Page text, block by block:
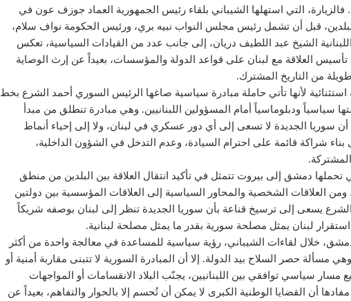
فالزيارة، التي استهلها الشيباني بلقاء رئيس الجمهورية العماد جوزف عون في
قبل أن تشمل رئيس مجلس النواب نبيه بري، ورئيس الحكومة نواف سلام،
الشيخ عبد اللطيف دريان، إلى جانب عدد من القيادات السياسية، تعكس
تأسيس العلاقة مع لبنان على قواعد الدولة والمؤسسات، بعيداً عن إرث الوصاية
من التاريخ المشترك.
لأنها تأتي حاملة مبادرة سياسية صاغها الرئيس السوري أحمد الشرع بخط
سياسياً ودبلوماسياً أمام المسؤولين اللبنانيين. وهي مبادرة تنطلق من مبدأ
أن سوريا الجديدة لا تسعى إلى أي دور عسكري في لبنان، ولا إلى إحياء أنماط
بناء شراكة قائمة على احترام السيادة، وعدم التدخل في الشؤون الداخلية،
تحملها دمشق إلى بيروت تتمثل في تأكيد انتقال العلاقة بين البلدين من منطق
ومن العلاقات الشخصية والمحاور السياسية إلى العلاقات المؤسسية بين دولتين
يسعى إلى ترسيخ قناعة بأن سوريا الجديدة تنظر إلى لبنان بوصفه شريكاً
استقرار لبنان يمثل مصلحة سورية بقدر ما يمثل مصلحة لبنانية.
خلال لقاءات الشيباني، رؤية سياسية للمساعدة في معالجة واحدة من أكثر
وهي مسألة حصر السلاح بيد الدولة. إلا أن المبادرة السورية لا تتبنى مقاربة أمنية أو
سياسي توافقي بين اللبنانيين، يجنّب البلاد الانقسامات أو المواجهات
مفادها أن القضايا الوطنية الكبرى لا يمكن أن تُحسم إلا بالحوار والتفاهم، بعيداً عن